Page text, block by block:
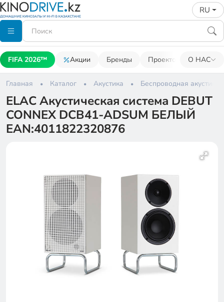
RU
FIFA 2026™ Акции Бренды Проекторы О НАС
Главная Каталог Акустика Беспроводная акустика
ELAC Акустическая система DEBUT
CONNEX DCB41-ADSUM БЕЛЫЙ
EAN:4011822320876